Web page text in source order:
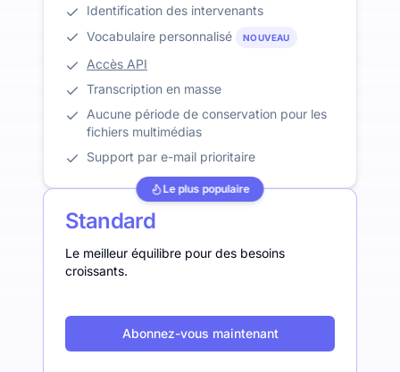
Identification des intervenants
Vocabulaire personnalisé
NOUVEAU
Accès API
Transcription en masse
Aucune période de conservation pour les
fichiers multimédias
Support par e-mail prioritaire
Le plus populaire
Standard
Le meilleur équilibre pour des besoins
croissants.
Abonnez-vous maintenant